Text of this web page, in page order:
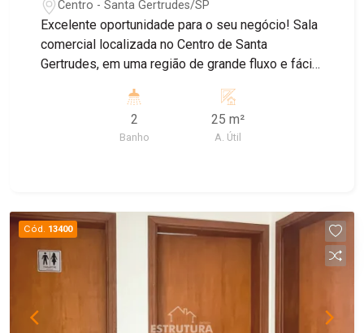
Centro - Santa Gertrudes/SP
Excelente oportunidade para o seu negócio! Sala
comercial localizada no Centro de Santa
Gertrudes, em uma região de grande fluxo e fácil
compartilhado e sala de espera, proporcionando
mais praticidade e conforto para clientes e
profissionais. Agende uma visita e conheça de
2
Banho
25 m²
A. Útil
Cód. 13400